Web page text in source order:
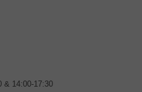
& 14:00-17:30